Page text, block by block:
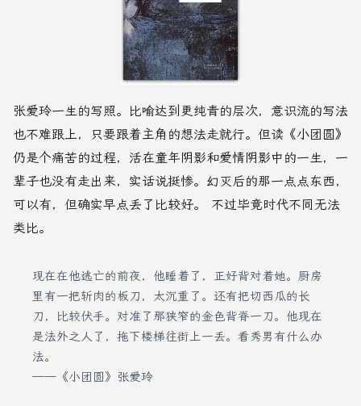
张爱玲一生的写照。比喻达到更纯青的层次，意识流的写法
也不难跟上，只要跟着主角的想法走就行。但读《小团圆》
仍是个痛苦的过程，活在童年阴影和爱情阴影中的一生，一
辈子也没有走出来，实话说挺惨。幻灭后的那一点点东西，
可以有，但确实早点丢了比较好。 不过毕竟时代不同无法
类比。
现在在他逃亡的前夜，他睡着了，正好背对着她。厨房
里有一把斩肉的板刀，太沉重了。还有把切西瓜的长
刀，比较伏手。对准了那狭窄的金色背脊一刀。他现在
是法外之人了，拖下楼梯往街上一丢。看秀男有什么办
法。
——《小团圆》张爱玲